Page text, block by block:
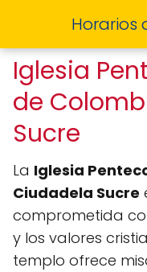
Horarios
Iglesia
de
Sucre
La Iglesia
Ciudadela Sucre
comprometida
y los valores
templo ofrece